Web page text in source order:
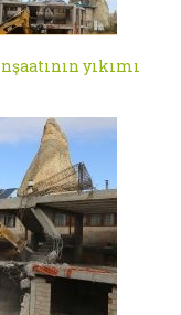
yıkımı